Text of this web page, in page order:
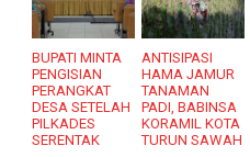
BUPATI MINTA
PENGISIAN
PERANGKAT
DESA SETELAH
PILKADES
SERENTAK
ANTISIPASI
HAMA JAMUR
TANAMAN
PADI, BABINSA
KORAMIL KOTA
TURUN SAWAH